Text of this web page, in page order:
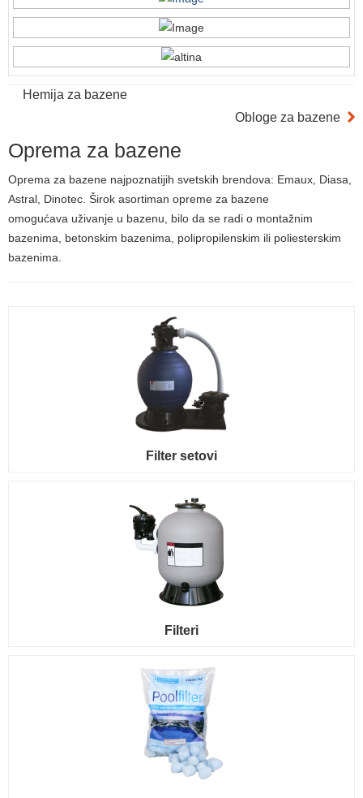
Hemija za bazene
Obloge za bazene
Oprema za bazene
Oprema za bazene najpoznatijih svetskih brendova: Emaux, Diasa,
Astral, Dinotec. Širok asortiman opreme za bazene
omogućava uživanje u bazenu, bilo da se radi o montažnim
bazenima, betonskim bazenima, polipropilenskim ili poliesterskim
bazenima.
Filter setovi
Filteri